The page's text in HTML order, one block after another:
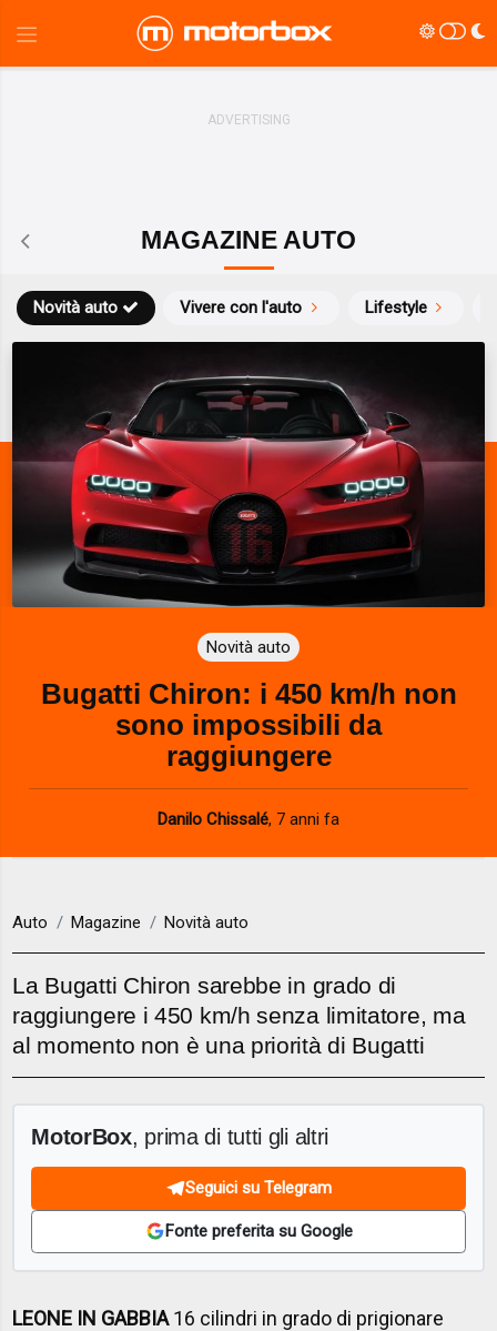
MAGAZINE AUTO
Novità auto Vivere con l'auto Lifestyle
Novità auto
Bugatti Chiron: i 450 km/h non
sono impossibili da
raggiungere
Danilo Chissalé, 7 anni fa
Auto Magazine Novità auto
La Bugatti Chiron sarebbe in grado di
raggiungere i 450 km/h senza limitatore, ma
al momento non è una priorità di Bugatti
MotorBox, prima di tutti gli altri
Seguici su Telegram
Fonte preferita su Google
LEONE IN GABBIA16 cilindri in grado di prigionare